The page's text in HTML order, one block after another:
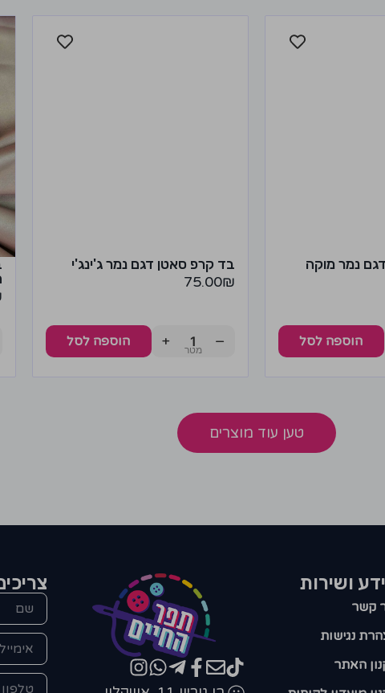
נמר מוקה
הוספה לסל
בד קרפ סאטן דגם נמר ג'ינג'י
75.00₪
−
+ הוספה לסל
טען עוד מוצרים
ושירות
קשר
נגישות
האתר